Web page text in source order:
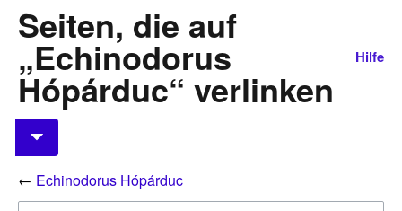
Seiten, die auf
„Echinodorus
Hópárduc“ verlinken
Hilfe
← Echinodorus Hópárduc